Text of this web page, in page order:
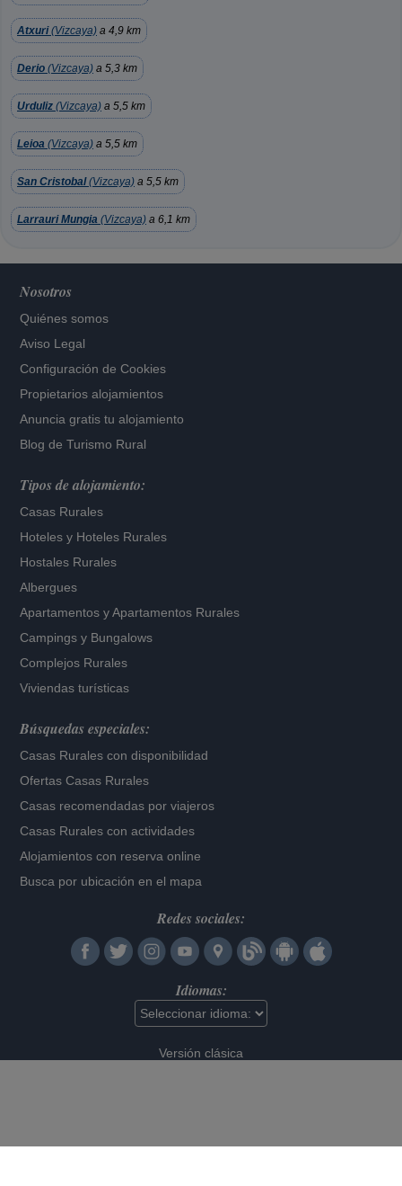
Atxuri(Vizcaya) a 4,9 km
Derio (Vizcaya) a 5,3 km
Urduliz (Vizcaya) a 5,5 km
Leioa (Vizcaya) a 5,5 km
San Cristobal(Vizcaya) a 5,5 km
Larrauri Mungia (Vizcaya) a 6,1 km
Nosotros
Quiénes somos
Aviso Legal
Configuración de Cookies
Propietarios alojamientos
Anuncia gratis tu alojamiento
Blog de Turismo Rural
Tipos de alojamiento:
Casas Rurales
Hoteles y Hoteles Rurales
Hostales Rurales
Albergues
Apartamentos yApartamentos Rurales
Campings y Bungalows
Complejos Rurales
Viviendas turísticas
Búsquedas especiales:
Casas Rurales con disponibilidad
Ofertas Casas Rurales
Casas recomendadas por viajeros
Casas Rurales con actividades
Alojamientos con reserva online
Busca por ubicación en el mapa
Redes sociales:
Idiomas:
Versión clásica